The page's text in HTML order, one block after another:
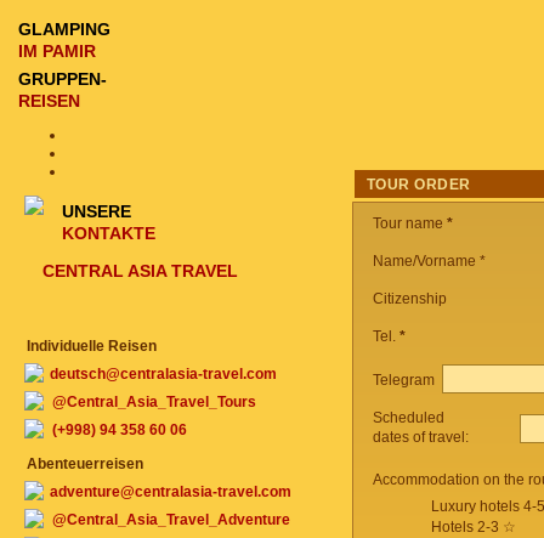
TOUR ORDER
Tour name *
Name/Vorname *
Citizenship
Tel. *
Telegram
Scheduled
dates of travel:
Accommodation on the
Luxury hotels 4-
Hotels 2-3 ☆
GLAMPING
IM PAMIR
GRUPPEN-
REISEN
UNSERE
KONTAKTE
CENTRAL ASIA TRAVEL
Individuelle Reisen
deutsch@centralasia-travel.com
@Central_Asia_Travel_Tours
(+998) 94 358 60 06
Abenteuerreisen
adventure@centralasia-travel.com
@Central_Asia_Travel_Adventure